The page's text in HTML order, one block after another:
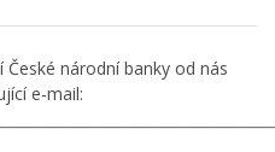
národní banky od nás
e-mail: